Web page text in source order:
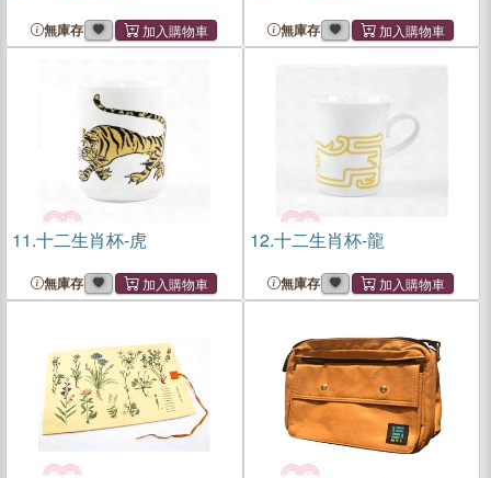
無庫存 無庫存
11.十二生肖杯-虎
無庫存
12.十二生肖杯-龍
無庫存